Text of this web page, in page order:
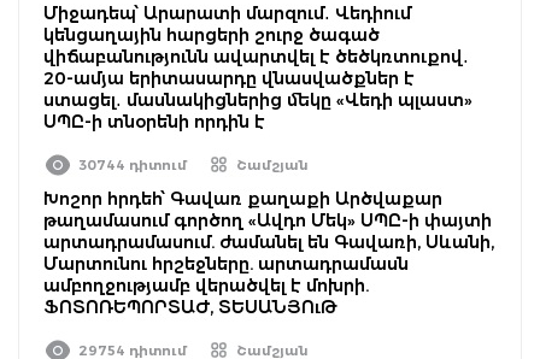
Միջադեպ՝ Արարատի մարզում․ Վեդիում
կենցաղային հարցերի շուրջ ծագած
վիճաբանությունն ավարտվել է ծեծկռտուքով․
20-ամյա երիտասարդը վնասվածքներ է
ստացել․ մասնակիցներից մեկը «Վեդի պլաստ»
ՍՊԸ-ի տնօրենի որդին է
30744 դիտում Շամշյան
Խոշոր հրդեհ՝ Գավառ քաղաքի Արծվաքար
թաղամասում գործող «Ավդո Մեկ» ՍՊԸ-ի փայտի
արտադրամասում. ժամանել են Գավառի, Սևանի,
Մարտունու հրշեջները. արտադրամասն
ամբողջությամբ վերածվել է մոխրի.
ՖՈՏՈՌԵՊՈՐՏԱԺ, ՏԵՍԱՆՅՈւԹ
29754 դիտում Շամշյան